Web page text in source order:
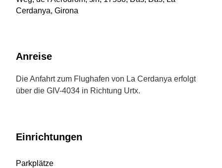
Cerdanya, Girona
Anreise
Die Anfahrt zum Flughafen von La Cerdanya erfolgt
über die GIV-4034 in Richtung Urtx.
Einrichtungen
Parkplätze